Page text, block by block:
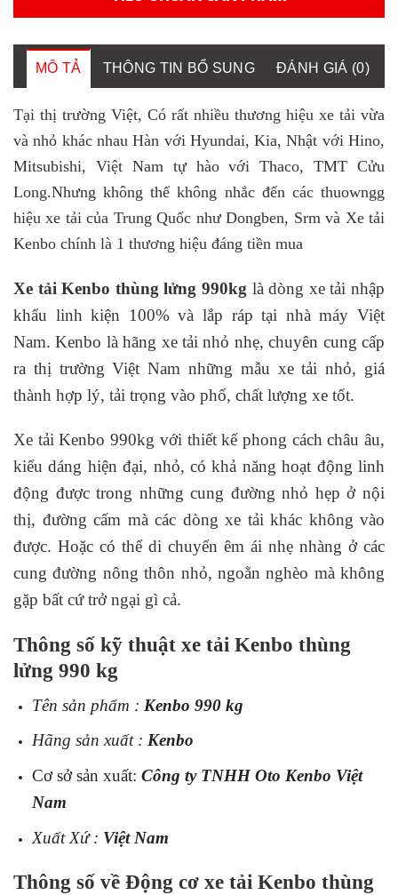
MÔ TẢ THÔNG TIN BỔ SUNG ĐÁNH GIÁ (0)
Tại thị trường Việt, Có rất nhiều thương hiệu xe tải vừa
và nhỏ khác nhau Hàn với Hyundai, Kia, Nhật với Hino,
Mitsubishi, Việt Nam tự hào với Thaco, TMT Cửu
Long.Nhưng không thể không nhắc đến các thuowngg
hiệu xe tải của Trung Quốc như Dongben, Srm và Xe tải
Kenbo chính là 1 thương hiệu đáng tiền mua
Xe tải Kenbo thùng lửng 990kg là dòng xe tải nhập
khẩu linh kiện 100% và lắp ráp tại nhà máy Việt
Nam. Kenbo là hãng xe tải nhỏ nhẹ, chuyên cung cấp
ra thị trường Việt Nam những mẫu xe tải nhỏ, giá
thành hợp lý, tải trọng vào phố, chất lượng xe tốt.
Xe tải Kenbo 990kg với thiết kế phong cách châu âu,
kiểu dáng hiện đại, nhỏ, có khả năng hoạt động linh
động được trong những cung đường nhỏ hẹp ở nội
thị, đường cấm mà các dòng xe tải khác không vào
được. Hoặc có thể di chuyển êm ái nhẹ nhàng ở các
cung đường nông thôn nhỏ, ngoằn nghèo mà không
gặp bất cứ trở ngại gì cả.
Thông số kỹ thuật xe tải Kenbo thùng
lửng 990 kg
Tên sản phẩm : Kenbo 990 kg
Hãng sản xuất : Kenbo
Cơ sở sản xuất: Công ty TNHH Oto Kenbo Việt
Nam
Xuất Xứ : Việt Nam
Thông số về Động cơ xe tải Kenbo thùng